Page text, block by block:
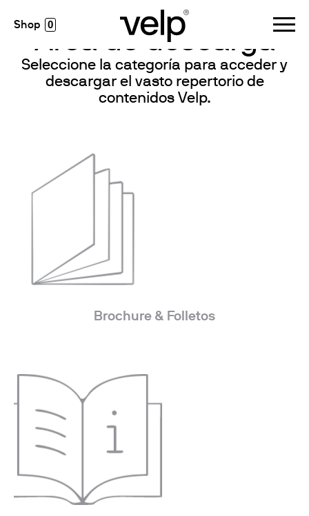
0
Área de descarga
Seleccione la categoría para acceder y
descargar el vasto repertorio de
contenidos Velp.
Brochure & Folletos